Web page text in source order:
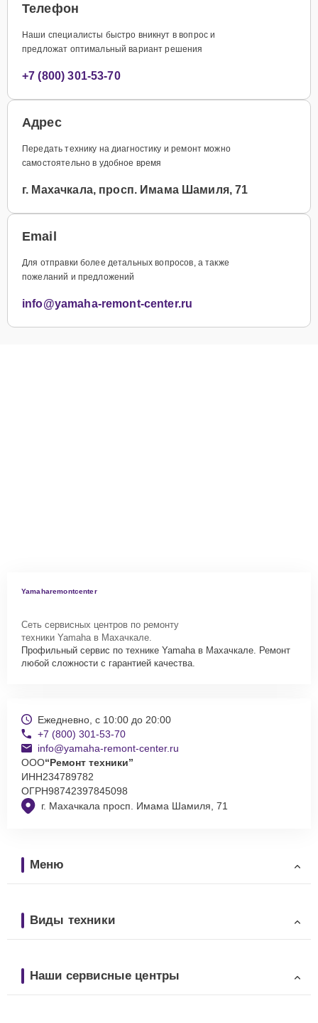
Телефон
Наши специалисты быстро вникнут в вопрос и
предложат оптимальный вариант решения
+7 (800) 301-53-70
Адрес
Передать технику на диагностику и ремонт можно
самостоятельно в удобное время
г. Махачкала, просп. Имама Шамиля, 71
Email
Для отправки более детальных вопросов, а также
пожеланий и предложений
info@yamaha-remont-center.ru
Yamaharemontcenter
Сеть сервисных центров по ремонту
техники Yamaha в Махачкале.
Профильный сервис по технике Yamaha в Махачкале. Ремонт
любой сложности с гарантией качества.
г. Махачкала просп. Имама Шамиля, 71
Ежедневно, с 10:00 до 20:00
+7 (800) 301-53-70
info@yamaha-remont-center.ru
ООО“Ремонт техники”
ИНН234789782
ОГРН98742397845098
Меню
Виды техники
Наши сервисные центры